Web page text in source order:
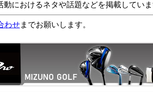
におけるネタや話題などを掲載していま
わせまでお願いします。